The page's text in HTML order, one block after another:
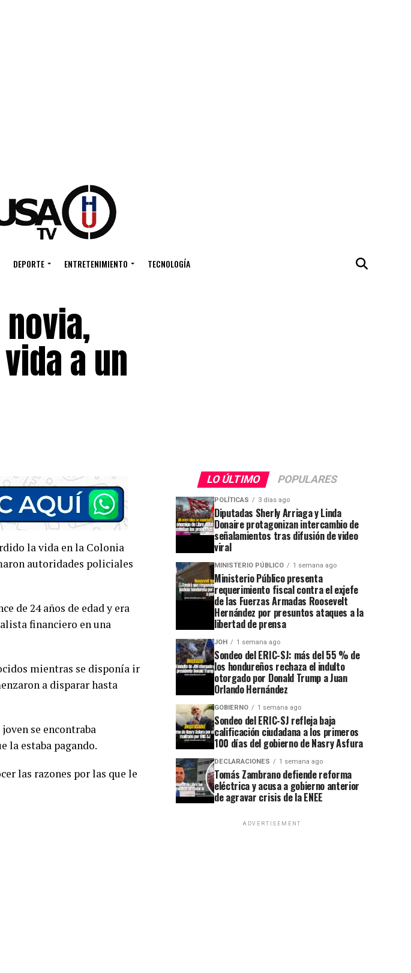
DEPORTE ENTRETENIMIENTO TECNOLOGÍA
a un
la vida en la Colonia
autoridades policiales
de 24 años de edad y era
financiero en una
mientras se disponía ir
a disparar hasta
se encontraba
la estaba pagando.
las razones por las que le
LO ÚLTIMO POPULARES
POLÍTICAS 3 días ago
Diputadas Sherly Arriaga y Linda
Donaire protagonizan intercambio de
señalamientos tras difusión de video
viral
MINISTERIO PÚBLICO 1 semana ago
Ministerio Público presenta
requerimiento fiscal contra el exjefe
de las Fuerzas Armadas Roosevelt
Hernández por presuntos ataques a la
libertad de prensa
JOH 1 semana ago
Sondeo del ERIC-SJ: más del 55 % de
los hondureños rechaza el indulto
otorgado por Donald Trump a Juan
Orlando Hernández
GOBIERNO 1 semana ago
Sondeo del ERIC-SJ refleja baja
calificación ciudadana a los primeros
100 días del gobierno de Nasry Asfura
DECLARACIONES 1 semana ago
Tomás Zambrano defiende reforma
eléctrica y acusa a gobierno anterior
de agravar crisis de la ENEE
ADVERTISEMENT